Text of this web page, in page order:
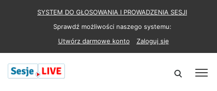
SYSTEM DO GŁOSOWANIA I PROWADZENIA SESJI
Sprawdź możliwości naszego systemu:
Utwórz darmowe konto
Zaloguj się